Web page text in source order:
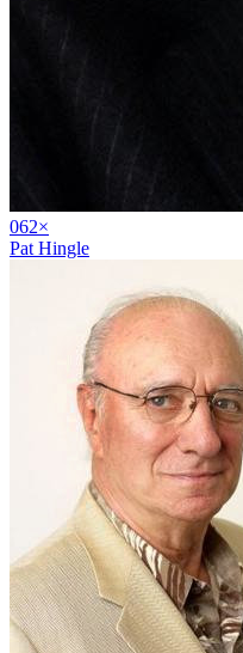
062×
Pat Hingle